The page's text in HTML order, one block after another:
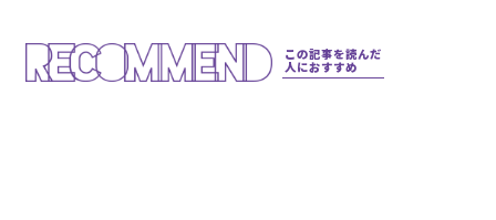
この記事を読んだ
人におすすめ